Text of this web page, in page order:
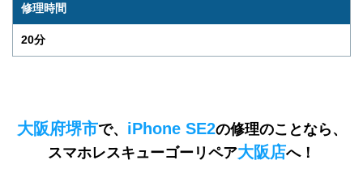
修理時間
20分
大阪府堺市で、 iPhone SE2の修理のことなら、
スマホレスキューゴーリペア大阪店へ！